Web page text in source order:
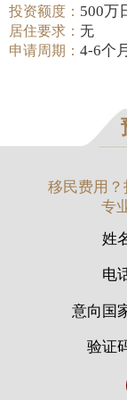
投资额度： 500万
居住要求：无
申请周期：4-6个月
移民费用？
专
姓
电
意向国
验证